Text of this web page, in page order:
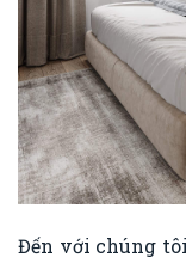
Đến với chúng